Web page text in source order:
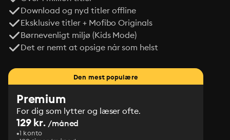
Download og nyd titler offline
Eksklusive titler + Mofibo Originals
Børnevenligt miljø (Kids Mode)
Det er nemt at opsige når som helst
Den mest populære
Premium
For dig som lytter og læser ofte.
129 kr. /måned
1 konto